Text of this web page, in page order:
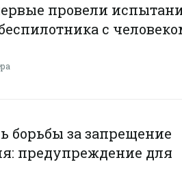
провели
с
борьбы за запрещение
предупреждение для